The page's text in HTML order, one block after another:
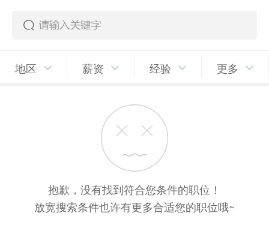
地区 薪资 经验 更多
抱歉，没有找到符合您条件的职位！
放宽搜索条件也许有更多合适您的职位哦~